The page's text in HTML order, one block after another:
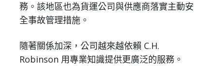
務。該地區也為貨運公司與供應商落實主動安
全事故管理措施。
隨著關係加深，公司越來越依賴 C.H.
Robinson 用專業知識提供更廣泛的服務。